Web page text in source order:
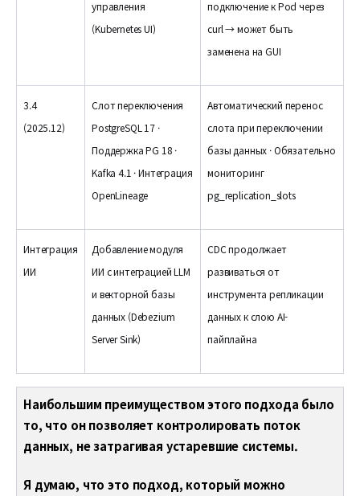
управления
(Kubernetes UI)
подключение к Pod через
curl → может быть
заменена на GUI
3.4
(2025.12)
Слот переключения
PostgreSQL 17 ·
Поддержка PG 18 ·
Kafka 4.1 · Интеграция
OpenLineage
Автоматический перенос
слота при переключении
базы данных · Обязательно
мониторинг
pg_replication_slots
Интеграция
ИИ
Добавление модуля
ИИ с интеграцией LLM
и векторной базы
данных (Debezium
Server Sink)
CDC продолжает
развиваться от
инструмента репликации
данных к слою AI-
пайплайна
Наибольшим преимуществом этого подхода было
то, что он позволяет контролировать поток
данных, не затрагивая устаревшие системы.
Я думаю, что это подход, который можно